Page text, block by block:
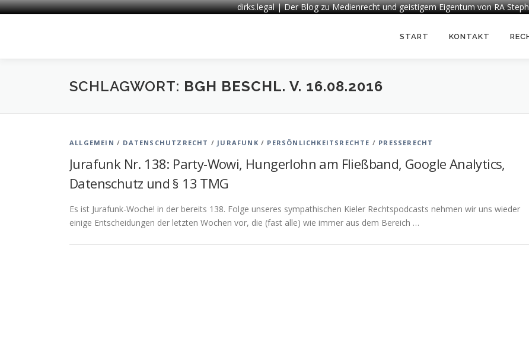
dirks.legal | Der Blog zu Medienrecht und geistigem Eigentum von RA
START KONTAKT
SCHLAGWORT: BGH BESCHL. V. 16.08.2016
ALLGEMEIN / DATENSCHUTZRECHT / JURAFUNK / PERSÖNLICHKEITSRECHTE / PRESSERECHT
Jurafunk Nr. 138: Party-Wowi, Hungerlohn am Fließband, Google Analytics,
Datenschutz und § 13 TMG
Es ist Jurafunk-Woche! in der bereits 138. Folge unseres sympathischen Kieler Rechtspodcasts nehmen wir uns wieder
einige Entscheidungen der letzten Wochen vor, die (fast alle) wie immer aus dem Bereich …